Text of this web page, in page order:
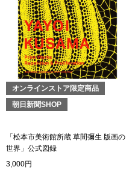
BOGARD 最新号はこちら
ランド
集オンラインストア限定商品
朝日新聞SHOP
「松本市美術館所蔵 草間彌生 版画の
世界」公式図録
3,000円